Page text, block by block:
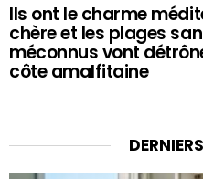
Ils ont le charme
chère et les plages
méconnus vont
côte amalfitaine